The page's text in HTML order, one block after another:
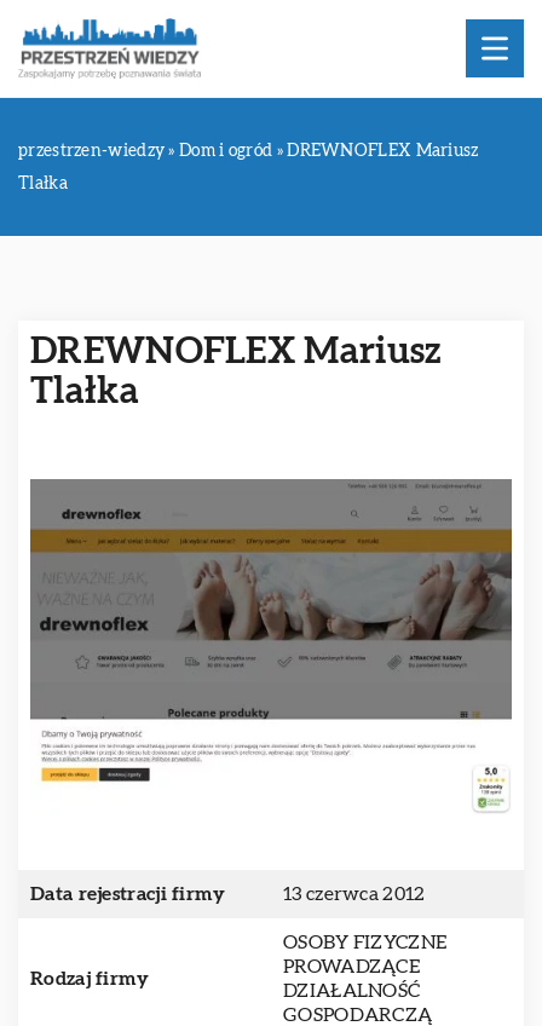
przestrzen-wiedzy »Dom i ogród »DREWNOFLEX Mariusz
Tlałka
DREWNOFLEX Mariusz
Tlałka
Data rejestracji firmy 13 czerwca 2012
Rodzaj firmy
OSOBY FIZYCZNE
PROWADZĄCE
DZIAŁALNOŚĆ
GOSPODARCZĄ